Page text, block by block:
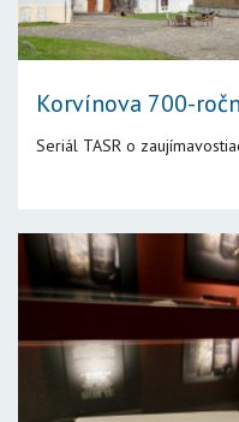
Korvínova 700-
Seriál TASR o